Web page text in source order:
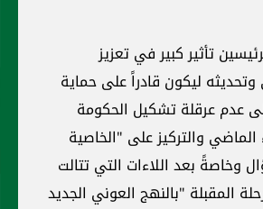
تأثير كبير في تعزيز
وتحديثه ليكون قادراً على حماية
عدم عرقلة تشكيل الحكومة
والتركيز على "الخاصية
وخاصةً بعد اللاءات التي تتالت
"بالنهج العوني الجديد